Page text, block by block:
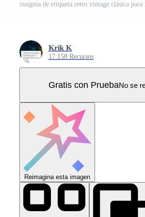
Krik K
17.158 Recursos
Gratis con PruebaNo se
Reimagina esta imagen